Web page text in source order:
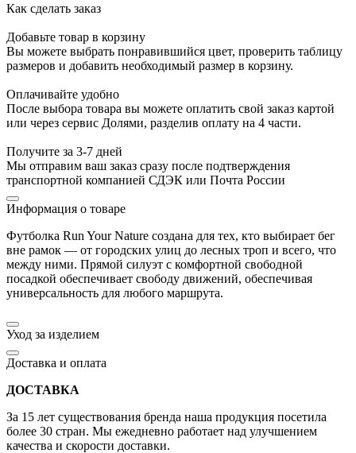
Как сделать заказ
Добавьте товар в корзину
Вы можете выбрать понравившийся цвет, проверить таблицу
размеров и добавить необходимый размер в корзину.
Оплачивайте удобно
После выбора товара вы можете оплатить свой заказ картой
или через сервис Долями, разделив оплату на 4 части.
Получите за 3-7 дней
Мы отправим ваш заказ сразу после подтверждения
транспортной компанией СДЭК или Почта России
Информация о товаре
Футболка Run Your Nature создана для тех, кто выбирает бег
вне рамок — от городских улиц до лесных троп и всего, что
между ними. Прямой силуэт с комфортной свободной
посадкой обеспечивает свободу движений, обеспечивая
универсальность для любого маршрута.
Уход за изделием
Доставка и оплата
ДОСТАВКА
За 15 лет существования бренда наша продукция посетила
более 30 стран. Мы ежедневно работает над улучшением
качества и скорости доставки.